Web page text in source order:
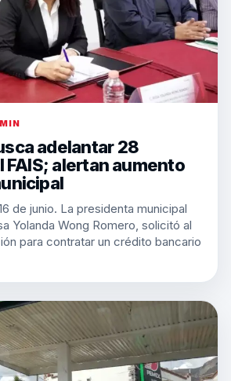
adelantar 28
FAIS; alertan aumento
de junio. La presidenta municipal
Yolanda Wong Romero, solicitó al
para contratar un crédito bancario